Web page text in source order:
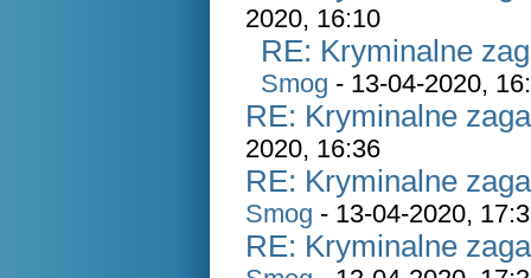
2020, 16:10
RE: Kryminalne
Smog - 13-04-2020,
RE: Kryminalne
2020, 16:36
RE: Kryminalne
Smog - 13-04-2020,
RE: Kryminalne